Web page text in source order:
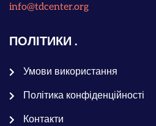
info@tdcenter.org
ПОЛІТИКИ
Умови використання
Політика конфіденційності
Контакти